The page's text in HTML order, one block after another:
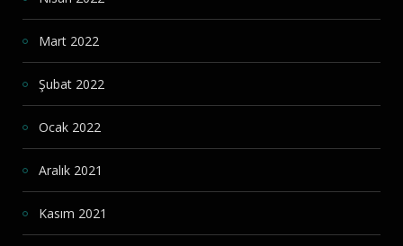
Mart 2022
Şubat 2022
Ocak 2022
Aralık 2021
Kasım 2021